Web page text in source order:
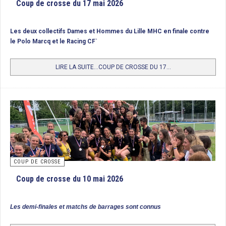
2/ Wattignies HC
Coup de crosse du 17 mai 2026
Les deux collectifs Dames et Hommes du Lille MHC en finale contre
le Polo Marcq et le Racing CF`
LIRE LA SUITE...COUP DE CROSSE DU 17...
COUP DE CROSSE
Coup de crosse du 10 mai 2026
Les demi-finales et matchs de barrages sont connus